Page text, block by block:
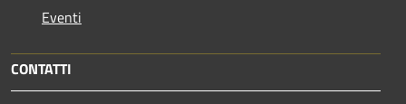
Eventi
CONTATTI